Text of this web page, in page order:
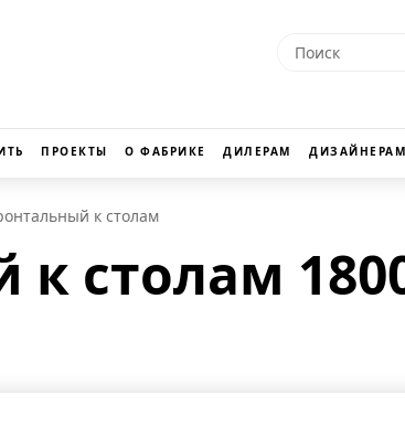
ПРОЕКТЫ О ФАБРИКЕ ДИЛЕРАМ
к столам
столам